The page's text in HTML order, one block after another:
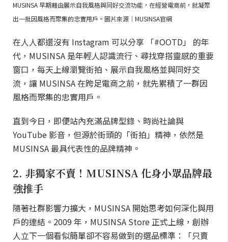
MUSINSA 早期藉由展示自我風格與同好交流功能，在經營電商前，就凝聚
出一批因風格而聚集的忠實用戶。圖片來源｜MUSINSA官網
在人人都還沒有 Instagram 可以分享 「#OOTD」 的年
代，MUSINSA 是年輕人認識流行、尋找穿搭靈感的重要
窗口，每天上線瀏覽街拍、展示自我風格並與同好交
流，讓 MUSINSA 在跨足電商之前，就先累積了一群因
風格而聚集的忠實用戶。
直到今日，即便站內充滿品牌型錄、時尚社論與
YouTube 影音，但源於街頭的「街拍」精神，依然是
MUSINSA 最具代表性的品牌精神。
2. 非獨家不賣！MUSINSA 化身小眾品牌最
強推手
隨著社群影響力擴大，MUSINSA 開始思考如何深化與用
戶的連結。2009 年，MUSINSA Store 正式上線，創辦
人立下一個看似簡單卻不容易做到的選品標準：「只賣